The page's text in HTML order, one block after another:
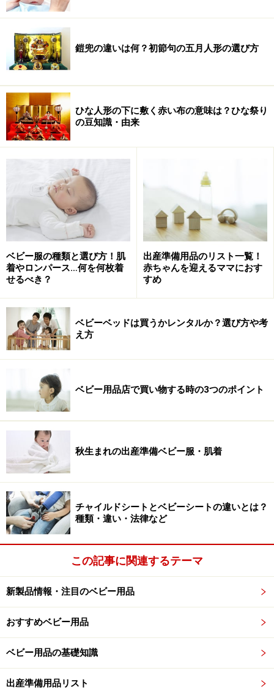
鎧兜の違いは何？初節句の五月人形の選び方
ひな人形の下に敷く赤い布の意味は？ひな祭り
の豆知識・由来
ベビー服の種類と選び方！肌
着やロンパース…何を何枚着
せるべき？
出産準備用品のリスト一覧！
赤ちゃんを迎えるママにおす
すめ
ベビーベッドは買うかレンタルか？選び方や考
え方
ベビー用品店で買い物する時の3つのポイント
秋生まれの出産準備ベビー服・肌着
チャイルドシートとベビーシートの違いとは？
種類・違い・法律など
この記事に関連するテーマ
新製品情報・注目のベビー用品
おすすめベビー用品
ベビー用品の基礎知識
出産準備用品リスト